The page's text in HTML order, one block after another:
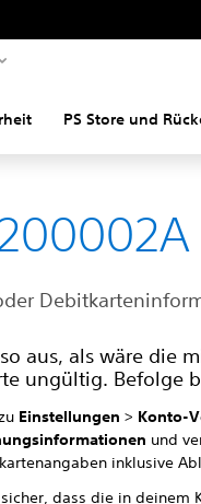
PS Store und
aus, als wäre die
ungültig. Befolge
Einstellungen > Konto-
und
inklusive
dass die in deinem